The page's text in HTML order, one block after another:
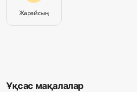
Жарайсың
Ұқсас мақалалар